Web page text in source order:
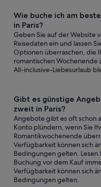
Wie buche ich am
in Paris?
Geben Sie auf der Website
Reisedaten ein und lassen
Optionen überraschen, die
romantischen Wochenende
All-inclusive-Liebesurlaub
Gibt es günstige
zweit in Paris?
Angebote gibt es oft schon
Konto plündern, wenn Sie
Romantikwochenende
Verfügbarkeit können sich
Bedingungen gelten. Lesen
Buchung vor dem Kauf
Verfügbarkeit können sich
Bedingungen gelten.